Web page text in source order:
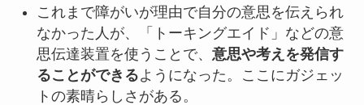
これまで障がいが理由で自分の意思を伝えられ
なかった人が、「トーキングエイド」などの意
思伝達装置を使うことで、 意思や考えを発信す
ることができるようになった。ここにガジェッ
トの素晴らしさがある。